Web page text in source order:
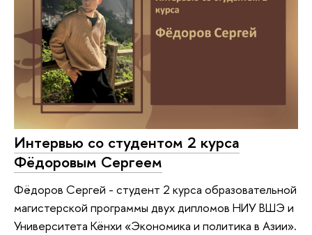
Интервью со студентом 2 курса
Фёдоровым Сергеем
Фёдоров Сергей - студент 2 курса образовательной
магистерской программы двух дипломов НИУ ВШЭ и
Университета Кёнхи «Экономика и политика в Азии».